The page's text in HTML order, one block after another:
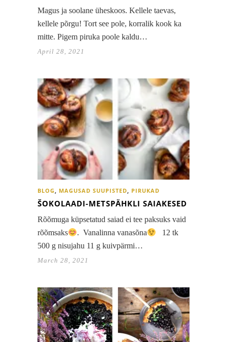
Magus ja soolane üheskoos. Kellele taevas,
kellele põrgu! Tort see pole, korralik kook ka
mitte. Pigem piruka poole kaldu…
April 28, 2021
BLOG, MAGUSAD SUUPISTED, PIRUKAD
ŠOKOLAADI-METSPÄHKLI SAIAKESED
Rõõmuga küpsetatud saiad ei tee paksuks vaid
rõõmsaks
. Vanalinna vanasõna
12 tk
500 g nisujahu 11 g kuivpärmi…
March 28, 2021